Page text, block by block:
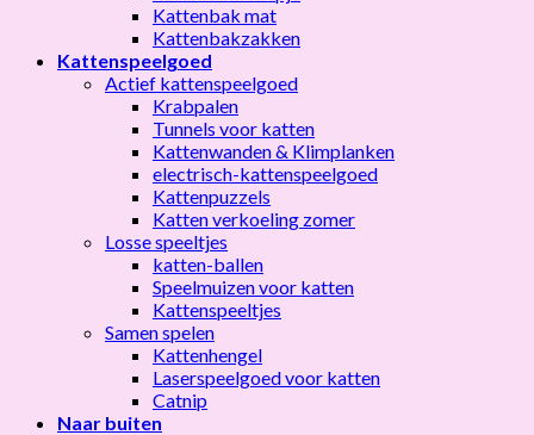
Kattenbak mat
Kattenbakzakken
Kattenspeelgoed
Actief kattenspeelgoed
Krabpalen
Tunnels voor katten
Kattenwanden & Klimplanken
electrisch-kattenspeelgoed
Kattenpuzzels
Katten verkoeling zomer
Losse speeltjes
katten-ballen
Speelmuizen voor katten
Kattenspeeltjes
Samen spelen
Kattenhengel
Laserspeelgoed voor katten
Catnip
Naar buiten